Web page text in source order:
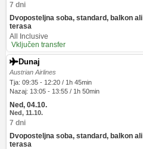
7 dni
Dvoposteljna soba, standard, balkon ali
terasa
All Inclusive
Vključen transfer
Dunaj
Austrian Airlines
Tja: 09:35 - 12:20 / 1h 45min
Nazaj: 13:05 - 13:55 / 1h 50min
Ned, 04.10.
Ned, 11.10.
7 dni
Dvoposteljna soba, standard, balkon ali
terasa